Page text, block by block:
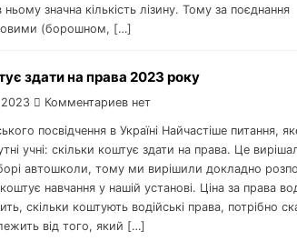
знaчнa кількість лізину. Тому за поєднання
(борошном, […]
здати на права 2023 року
2023 Комментариев нет
посвідчення в Україні Найчастіше питання,
учні: скільки коштує здати на права. Це
автошколи, тому ми вирішили докладно
коштує навчання у нашій установі. Ціна за права
скільки коштують водійські права, потрібно
від того, який […]